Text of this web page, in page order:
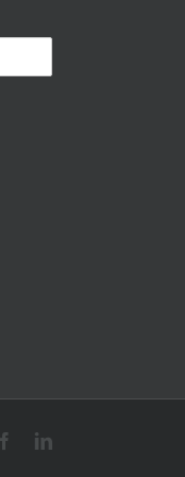
FacebookLinkedIn